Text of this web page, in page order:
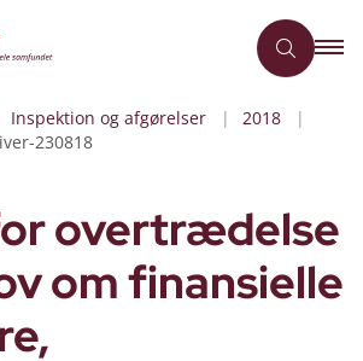
Inspektion og afgørelser
2018
230818
overtrædelse
om finansielle